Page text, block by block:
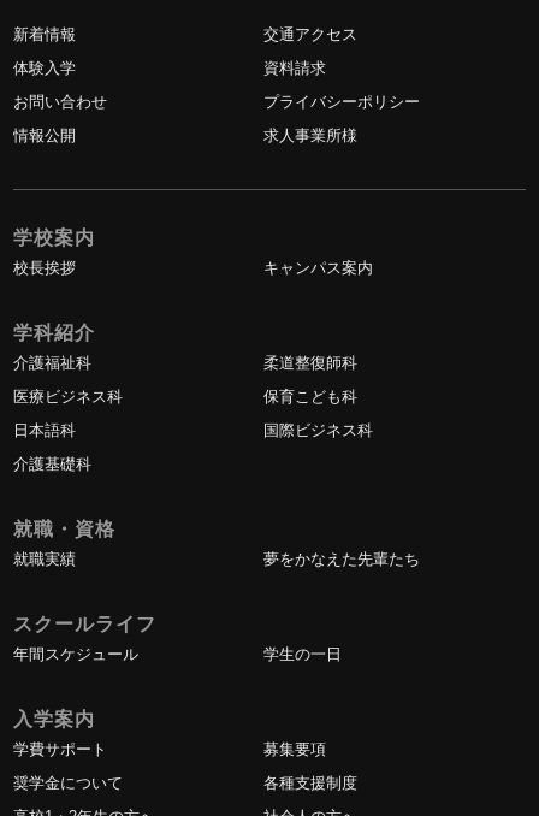
新着情報
交通アクセス
体験入学
資料請求
お問い合わせ
プライバシーポリシー
情報公開
求人事業所様
学校案内
校長挨拶 キャンパス案内
学科紹介
介護福祉科
柔道整復師科
医療ビジネス科
保育こども科
日本語科
国際ビジネス科
介護基礎科
就職・資格
就職実績 夢をかなえた先輩たち
スクールライフ
年間スケジュール 学生の一日
入学案内
学費サポート
募集要項
奨学金について
各種支援制度